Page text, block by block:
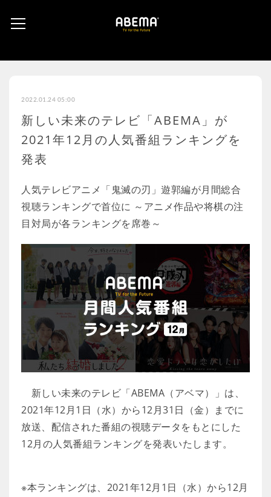
2022.01.24 05:00
新しい未来のテレビ「ABEMA」が
2021年12月の人気番組ランキングを
発表
人気テレビアニメ「鬼滅の刃」遊郭編が月間総合
視聴ランキングで首位に ～アニメ作品や将棋の注
目対局が各ランキングを席巻～
新しい未来のテレビ「ABEMA（アベマ）」は、
2021年12月1日（水）から12月31日（金）までに
放送、配信された番組の視聴データをもとにした
12月の人気番組ランキングを発表いたします。
※本ランキングは、2021年12月1日（水）から12月